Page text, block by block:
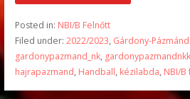
Posted in: NBI/B Felnőtt
Filed under: 2022/2023, Gárdony-Pázmánd
gardonypazmand_nk, gardonypazmandnkk
hajrapazmand, Handball, kézilabda, NBI/